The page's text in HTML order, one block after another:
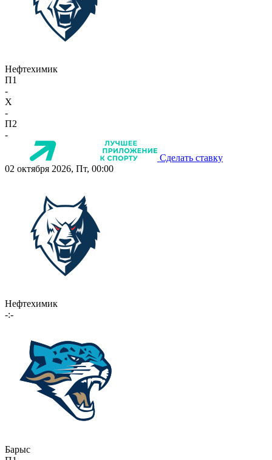
Нефтехимик
П1
-
X
-
П2
-
Сделать ставку
02 октября 2026, Пт, 00:00
Нефтехимик
-:-
Барыс